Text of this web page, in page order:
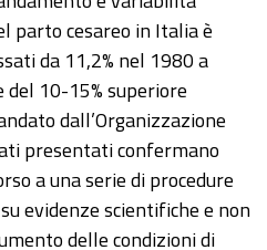
parto cesareo in Italia è
da 11,2% nel 1980 a
10-15% superiore
dall’Organizzazione
presentati confermano
a una serie di procedure
evidenze scientifiche e non
delle condizioni di